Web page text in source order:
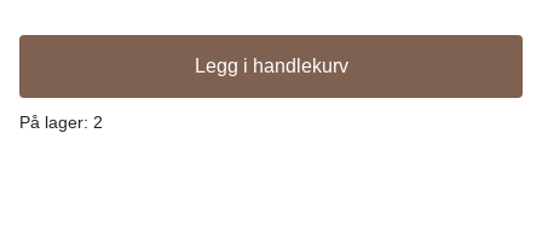
Legg i handlekurv
På lager: 2